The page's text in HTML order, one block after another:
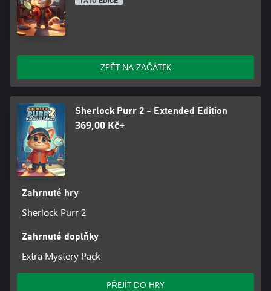
ZPĚT NA ZAČÁTEK
Sherlock Purr 2 - Extended Edition
369,00 Kč+
Zahrnuté hry
Sherlock Purr 2
Zahrnuté doplňky
Extra Mystery Pack
PŘEJÍT DO HRY